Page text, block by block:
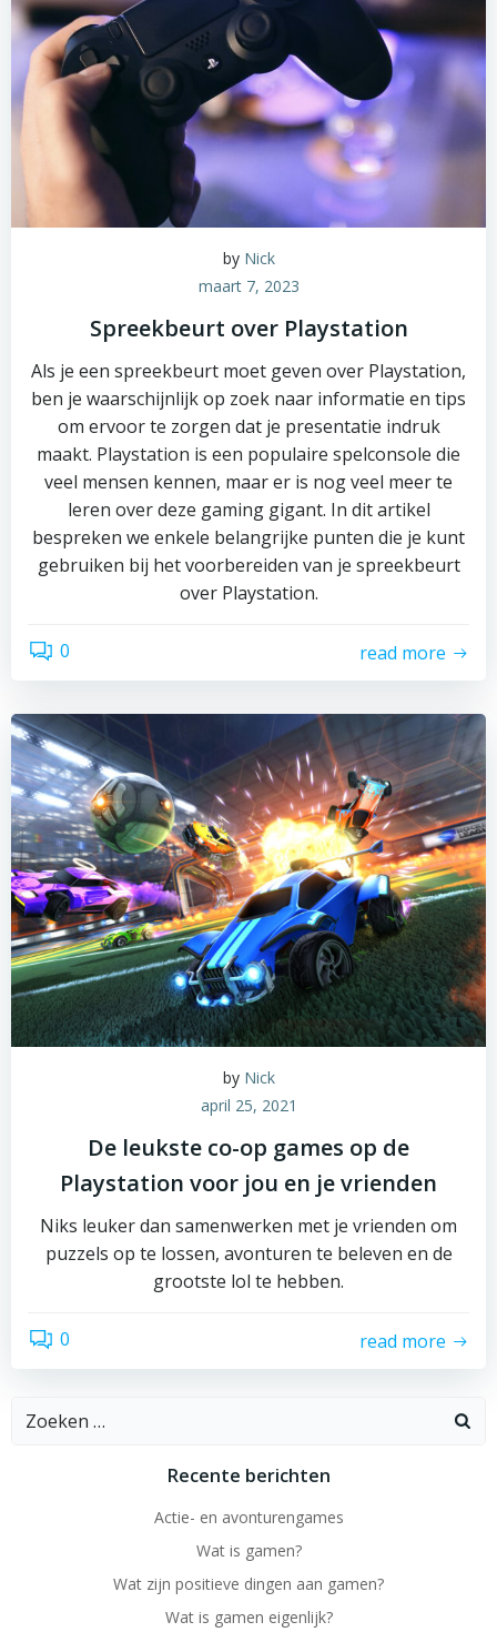
by Nick
maart 7, 2023
Spreekbeurt over Playstation
Als je een spreekbeurt moet geven over Playstation,
ben je waarschijnlijk op zoek naar informatie en tips
om ervoor te zorgen dat je presentatie indruk
maakt. Playstation is een populaire spelconsole die
veel mensen kennen, maar er is nog veel meer te
leren over deze gaming gigant. In dit artikel
bespreken we enkele belangrijke punten die je kunt
gebruiken bij het voorbereiden van je spreekbeurt
over Playstation.
0 read more
by Nick
april 25, 2021
De leukste co-op games op de
Playstation voor jou en je vrienden
Niks leuker dan samenwerken met je vrienden om
puzzels op te lossen, avonturen te beleven en de
grootste lol te hebben.
0 read more
Zoeken
Recente berichten
Actie- en avonturengames
Wat is gamen?
Wat zijn positieve dingen aan gamen?
Wat is gamen eigenlijk?